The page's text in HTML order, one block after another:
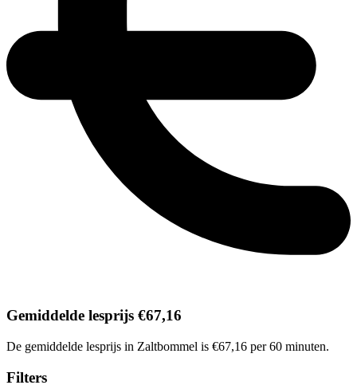
Gemiddelde lesprijs €67,16
De gemiddelde lesprijs in Zaltbommel is €67,16 per 60 minuten.
Filters